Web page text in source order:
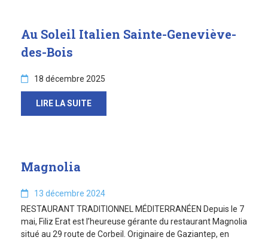
Au Soleil Italien Sainte-Geneviève-
des-Bois
18 décembre 2025
LIRE LA SUITE
Magnolia
13 décembre 2024
RESTAURANT TRADITIONNEL MÉDITERRANÉEN Depuis le 7
mai, Filiz Erat est l’heureuse gérante du restaurant Magnolia
situé au 29 route de Corbeil. Originaire de Gaziantep, en